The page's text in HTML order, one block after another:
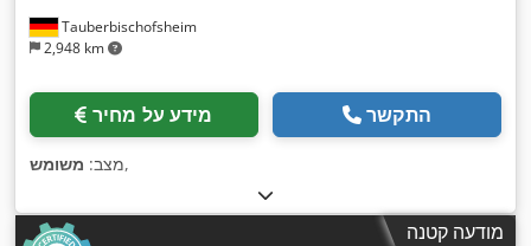
Tauberbischofsheim
2,948 km
מידע על מחיר התקשר
מצב: משומש ,
מודעה קטנה